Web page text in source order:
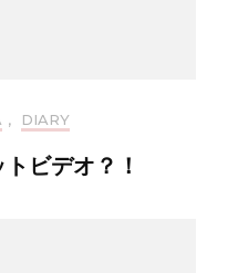
, DIARY
ビデオ？！